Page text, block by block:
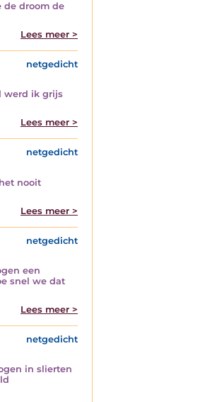
de droom de
Lees meer >
netgedicht
werd ik grijs
Lees meer >
netgedicht
nooit
Lees meer >
netgedicht
een
snel we dat
Lees meer >
netgedicht
in slierten